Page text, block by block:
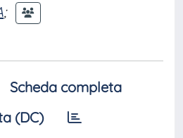
;
Scheda completa
(DC)